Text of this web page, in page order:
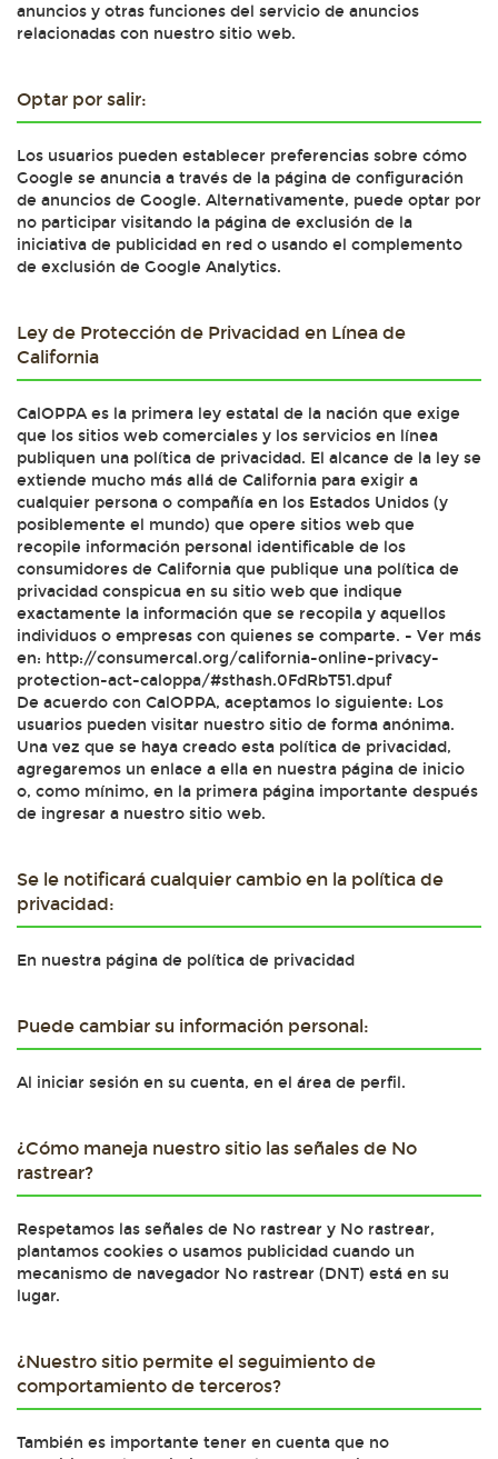
anuncios y otras funciones del servicio de anuncios
relacionadas con nuestro sitio web.
Optar por salir:
Los usuarios pueden establecer preferencias sobre cómo
Google se anuncia a través de la página de configuración
de anuncios de Google. Alternativamente, puede optar por
no participar visitando la página de exclusión de la
iniciativa de publicidad en red o usando el complemento
de exclusión de Google Analytics.
Ley de Protección de Privacidad en Línea de
California
CalOPPA es la primera ley estatal de la nación que exige
que los sitios web comerciales y los servicios en línea
publiquen una política de privacidad. El alcance de la ley se
extiende mucho más allá de California para exigir a
cualquier persona o compañía en los Estados Unidos (y
posiblemente el mundo) que opere sitios web que
recopile información personal identificable de los
consumidores de California que publique una política de
privacidad conspicua en su sitio web que indique
exactamente la información que se recopila y aquellos
individuos o empresas con quienes se comparte. - Ver más
en: http://consumercal.org/california-online-privacy-
protection-act-caloppa/#sthash.0FdRbT51.dpuf
De acuerdo con CalOPPA, aceptamos lo siguiente: Los
usuarios pueden visitar nuestro sitio de forma anónima.
Una vez que se haya creado esta política de privacidad,
agregaremos un enlace a ella en nuestra página de inicio
o, como mínimo, en la primera página importante después
de ingresar a nuestro sitio web.
Se le notificará cualquier cambio en la política de
privacidad:
En nuestra página de política de privacidad
Puede cambiar su información personal:
Al iniciar sesión en su cuenta, en el área de perfil.
¿Cómo maneja nuestro sitio las señales de No
rastrear?
Respetamos las señales de No rastrear y No rastrear,
plantamos cookies o usamos publicidad cuando un
mecanismo de navegador No rastrear (DNT) está en su
lugar.
¿Nuestro sitio permite el seguimiento de
comportamiento de terceros?
También es importante tener en cuenta que no